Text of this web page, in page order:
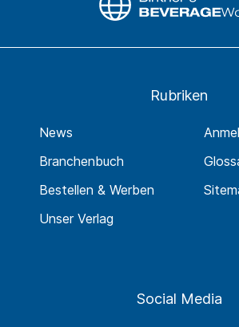
Rubriken
News
Branchenbuch
Bestellen & Werben
Unser Verlag
Social Media